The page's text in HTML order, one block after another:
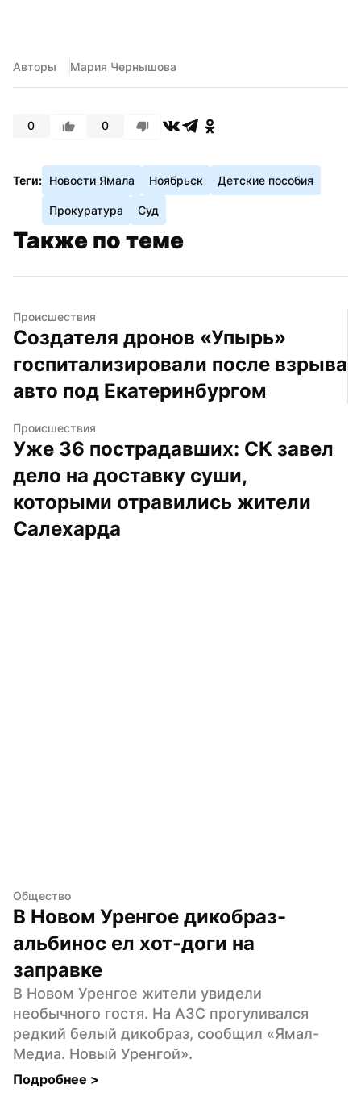
Авторы Мария Чернышова
0 0
Теги: Новости Ямала Ноябрьск Детские пособия
Прокуратура Суд
Также по теме
Происшествия
Создателя дронов «Упырь»
госпитализировали после взрыва
авто под Екатеринбургом
Происшествия
Уже 36 пострадавших: СК завел
дело на доставку суши,
которыми отравились жители
Салехарда
Общество
В Новом Уренгое дикобраз-
альбинос ел хот-доги на
заправке
В Новом Уренгое жители увидели
необычного гостя. На АЗС прогуливался
редкий белый дикобраз, сообщил «Ямал-
Медиа. Новый Уренгой».
Подробнее >